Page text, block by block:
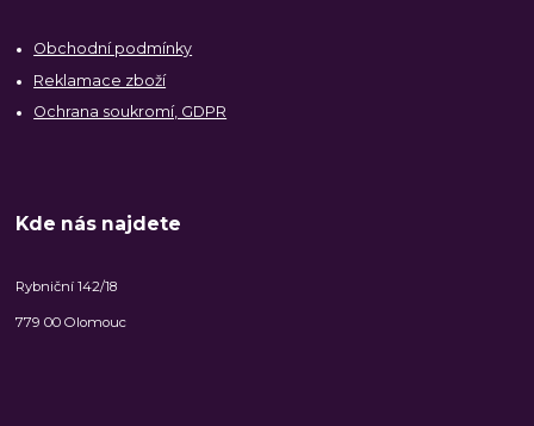
Obchodní podmínky
Reklamace zboží
Ochrana soukromí, GDPR
Kde nás najdete
Rybniční 142/18
779 00 Olomouc